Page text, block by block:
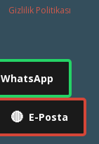
Gizlilik Politikası
WhatsApp
🔴 E-Posta